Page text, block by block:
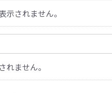
されません。
ません。